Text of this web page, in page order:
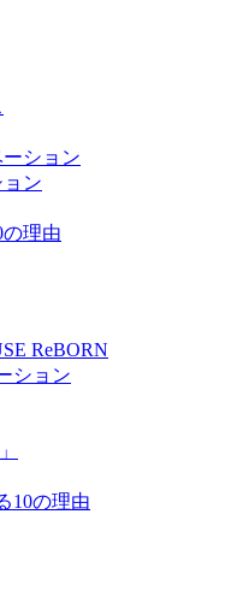
ReBORN
ション
10の理由